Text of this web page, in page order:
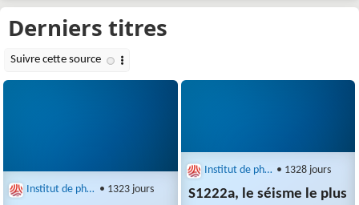
Institut de physique du globe de Paris (IPGP) • 1323 jours
Institut de physique du globe de Paris (IPGP) • 1328 jours
S1222a, le séisme le plus